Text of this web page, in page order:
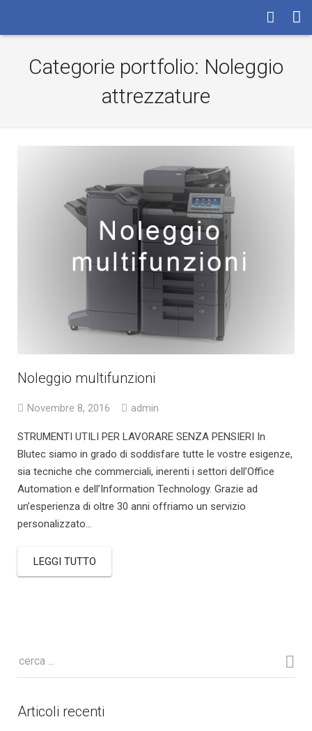
LA SOCIETA’
LE RISORSE
CONTATTI
Categorie portfolio: Noleggio
attrezzature
Noleggio multifunzioni
Novembre 8, 2016 admin
STRUMENTI UTILI PER LAVORARE SENZA PENSIERI In
Blutec siamo in grado di soddisfare tutte le vostre esigenze,
sia tecniche che commerciali, inerenti i settori dell’Office
Automation e dell’Information Technology. Grazie ad
un’esperienza di oltre 30 anni offriamo un servizio
personalizzato...
LEGGI TUTTO
Articoli recenti